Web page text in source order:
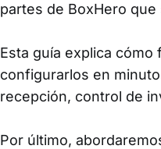
partes de BoxHero
Esta guía explica cómo
configurarlos en
recepción, control de
Por último,